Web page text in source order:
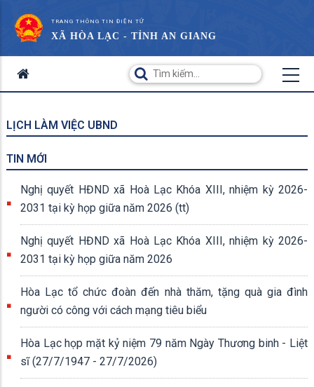
TRANG THÔNG TIN ĐIỆN TỬ
XÃ HÒA LẠC - TỈNH AN GIANG
LỊCH LÀM VIỆC UBND
TIN MỚI
Nghị quyết HĐND xã Hoà Lạc Khóa XIII, nhiệm kỳ 2026-
2031 tại kỳ họp giữa năm 2026 (tt)
Nghị quyết HĐND xã Hoà Lạc Khóa XIII, nhiệm kỳ 2026-
2031 tại kỳ họp giữa năm 2026
Hòa Lạc tổ chức đoàn đến nhà thăm, tặng quà gia đình
người có công với cách mạng tiêu biểu
Hòa Lạc họp mặt kỷ niệm 79 năm Ngày Thương binh - Liệt
sĩ (27/7/1947 - 27/7/2026)